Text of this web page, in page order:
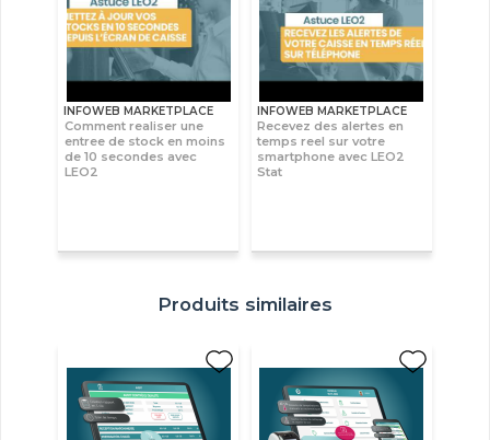
INFOWEB MARKETPLACE
Comment realiser une
entree de stock en moins
de 10 secondes avec
LEO2
INFOWEB MARKETPLACE
Recevez des alertes en
temps reel sur votre
smartphone avec LEO2
Stat
Produits similaires